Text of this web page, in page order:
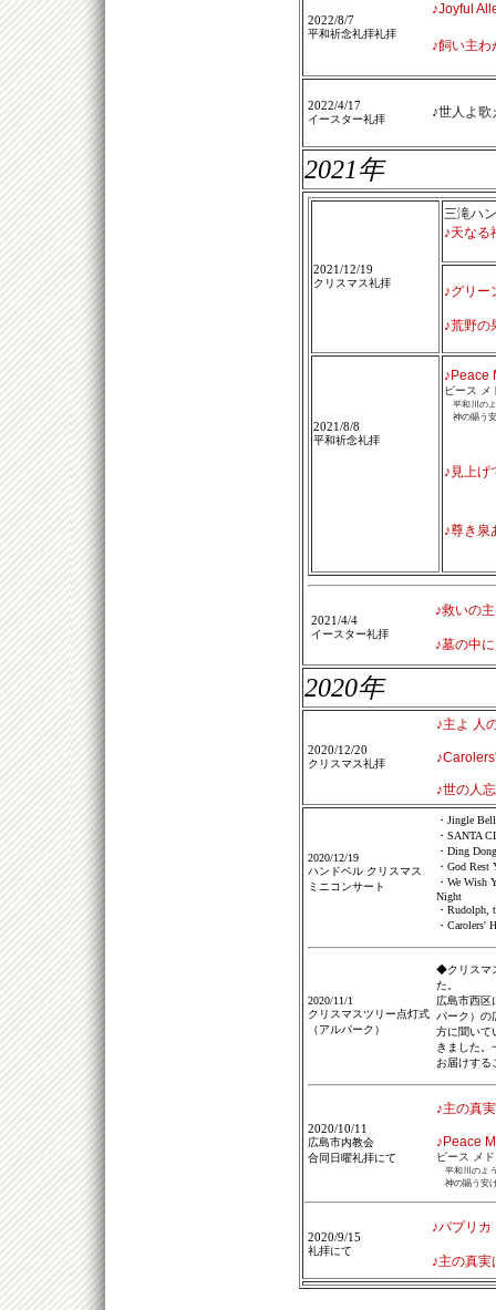
2022/8/7
平和祈念礼拝礼拝
♪Joyful
♪飼い主わ
2022/4/17
イースター礼拝 ♪世人よ歌
2021年
2021/12/19
クリスマス礼拝
三滝ハ
♪天なる
♪グリー
♪荒野の
2021/8/8
平和祈念礼拝
♪Peace
ピース メ
平和川の
神の賜う
♪見上げ
♪尊き泉
2021/4/4
イースター礼拝
♪救いの
♪墓の中に
2020年
2020/12/20
クリスマス礼拝
♪主よ 人
♪世の人
2020/12/19
ハンドベル クリスマス
ミニコンサート
・Jingle
・SANTA
・Ding
・God Rest
・We Wish
Night
・Rudolph,
・Carolers'
2020/11/1
クリスマスツリー点灯式
（アルパーク）
◆クリスマ
た。
広島市西区
パーク）の
方に聞いて
きました。
お届けする
2020/10/11
広島市内教会
合同日曜礼拝にて
♪主の真
♪Peace
ピース メ
平和川の
神の賜う安
2020/9/15
礼拝にて
♪パプリカ
♪主の真